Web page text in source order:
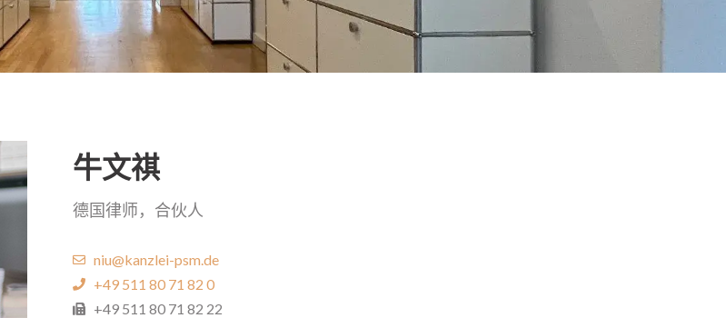
牛文祺
德国律师，合伙人
niu@kanzlei-psm.de
+49 511 80 71 82 0
+49 511 80 71 82 22